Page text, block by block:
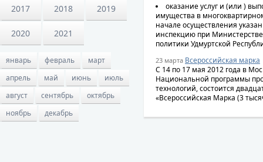
2017 2018 2019
2020 2021
январь февраль
март
апрель
май июнь
июль
август
сентябрь
октябрь
ноябрь
декабрь
оказание услуг и (или )
имущества в
начале осуществления
инспекцию при
политики Удмуртской
23 марта Всероссийская марка
С 14 по 17 мая 2012 года в
Национальной программы
технологий, состоится
«Всероссийская Марка (3